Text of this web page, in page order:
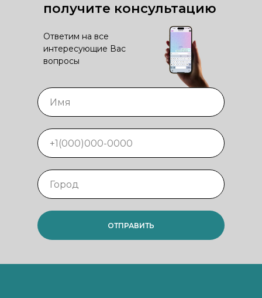
ОТПРАВИТЬ
получите консультацию
Ответим на все
интересующие Вас
вопросы